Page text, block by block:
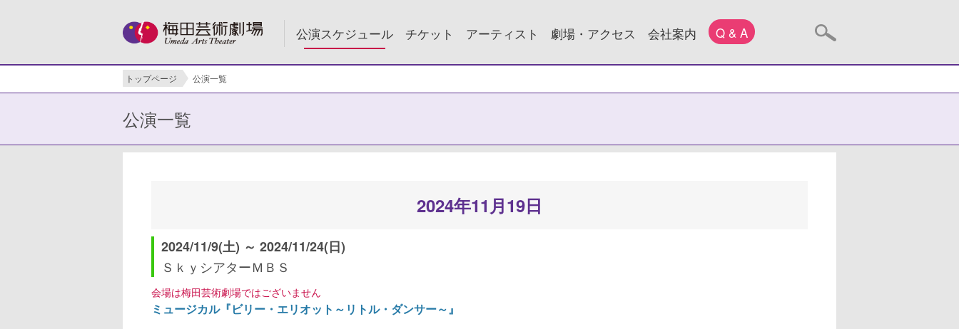
公演スケジュール チケット アーティスト 劇場・アクセス 会社案内 Q & A
トップページ 公演一覧
公演一覧
2024年11月19日
2024/11/9(土) ～ 2024/11/24(日)
ＳｋｙシアターＭＢＳ
会場は梅田芸術劇場ではございません
ミュージカル『ビリー・エリオット～リトル・ダンサー～』